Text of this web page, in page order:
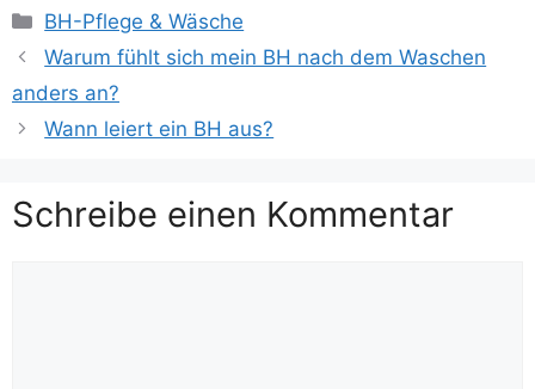
Kategorien
BH-Pflege & Wäsche
Warum fühlt sich mein BH nach dem Waschen
anders an?
Wann leiert ein BH aus?
Schreibe einen Kommentar